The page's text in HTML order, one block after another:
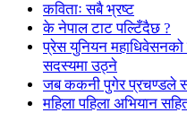
कविताः सबै भ्रष्ट
के नेपाल टाट पल्टिँदैछ ?
प्रेस युनियन महाधिवेसनको
सदस्यमा उठ्ने
जब ककनी पुगेर प्रचण्डले
महिला पहिला अभियान